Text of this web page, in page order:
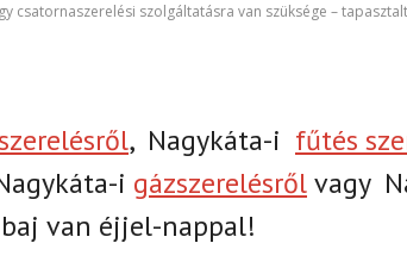
csatornaszerelési szolgáltatásra van szüksége –
, Nagykáta-i fűtés
i gázszerelésrőlvagy
van éjjel-nappal!